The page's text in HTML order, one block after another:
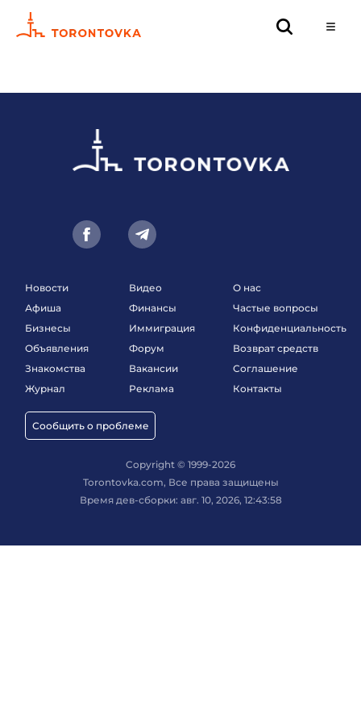
Новости
Афиша
Бизнесы
Объявления
Знакомства
Журнал
Сообщить о проблеме
Видео
Финансы
Иммиграция
Форум
Вакансии
Реклама
О нас
Частые вопросы
Конфиденциальность
Возврат средств
Соглашение
Контакты
Copyright © 1999-2026
Torontovka.com, Все права защищены
Время дев-сборки: авг. 10, 2026, 12:43:58